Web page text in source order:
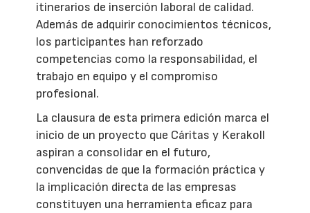
itinerarios de inserción laboral de calidad.
Además de adquirir conocimientos técnicos,
los participantes han reforzado
competencias como la responsabilidad, el
trabajo en equipo y el compromiso
profesional.
La clausura de esta primera edición marca el
inicio de un proyecto que Cáritas y Kerakoll
aspiran a consolidar en el futuro,
convencidas de que la formación práctica y
la implicación directa de las empresas
constituyen una herramienta eficaz para